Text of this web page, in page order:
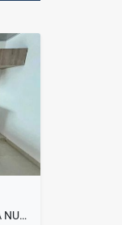
SE VENDE CASA EN EL BARRIO LA NUEVA CARTAGO, CARTAGO, VALLE